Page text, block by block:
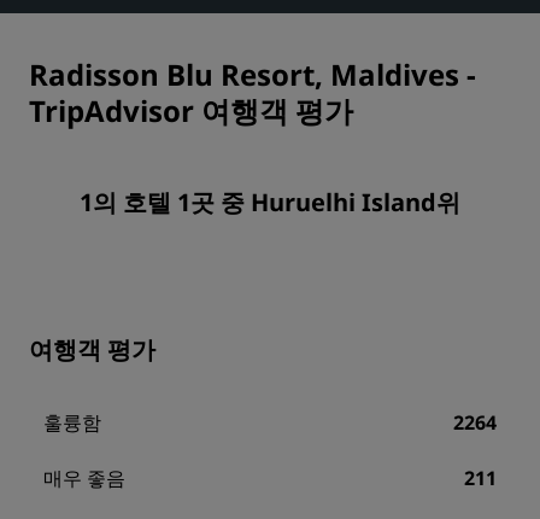
Radisson Blu Resort, Maldives -
TripAdvisor 여행객 평가
1의 호텔 1곳 중 Huruelhi Island위
여행객 평가
훌륭함 2264
매우 좋음 211